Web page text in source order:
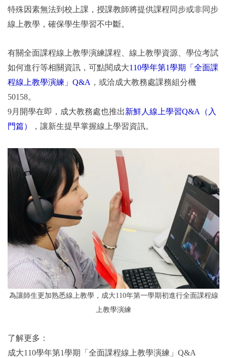
特殊因素無法到校上課，授課教師將提供課程同步或非同步
線上教學，確保學生學習不中斷。
有關全面課程線上教學演練課程、線上教學資源、學位考試
如何進行等相關資訊，可點閱成大110學年第1學期「全面課
程線上教學演練」Q&A ，或洽成大教務處課務組分機
50158。
9月開學在即，成大教務處也推出新鮮人線上學習Q&A（入
門篇）
，讓新生提早掌握線上學習資訊。
為讓師生更加熟悉線上教學，成大110年第一學期初進行全面課程線
上教學演練
了解更多：
成大110學年第1學期「全面課程線上教學演練」Q&A